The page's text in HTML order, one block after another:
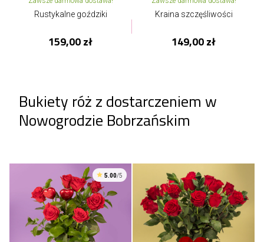
Rustykalne goździki
159,00 zł
Kraina szczęśliwości
149,00 zł
Bukiety róż z dostarczeniem w
Nowogrodzie Bobrzańskim
5.00/5